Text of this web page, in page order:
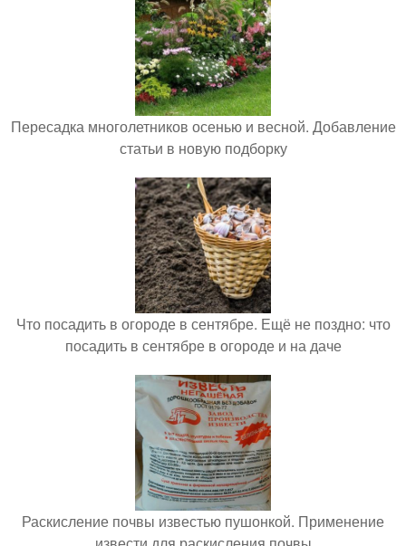
Пересадка многолетников осенью и весной. Добавление
статьи в новую подборку
Что посадить в огороде в сентябре. Ещё не поздно: что
посадить в сентябре в огороде и на даче
Раскисление почвы известью пушонкой. Применение